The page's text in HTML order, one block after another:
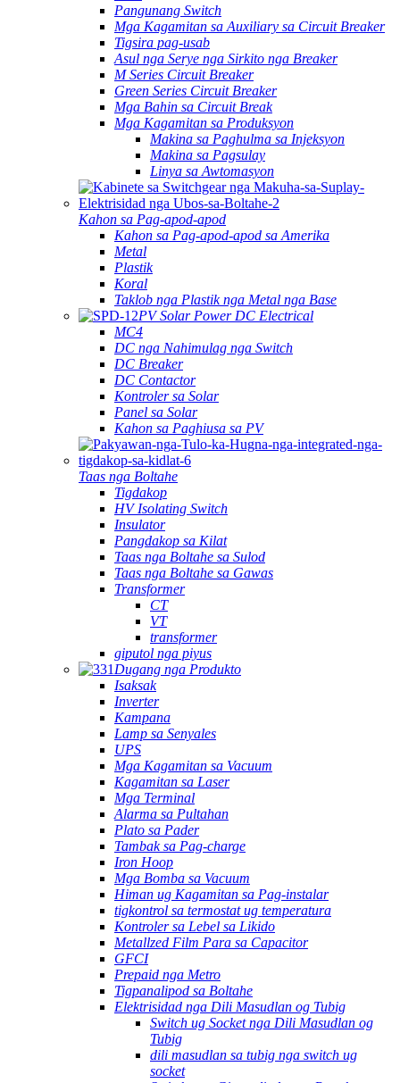
Pangunang Switch
Mga Kagamitan sa Auxiliary sa Circuit Breaker
Tigsira pag-usab
Asul nga Serye nga Sirkito nga Breaker
M Series Circuit Breaker
Green Series Circuit Breaker
Mga Bahin sa Circuit Break
Mga Kagamitan sa Produksyon
Makina sa Paghulma sa Injeksyon
Makina sa Pagsulay
Linya sa Awtomasyon
Kahon sa Pag-apod-apod
Kahon sa Pag-apod-apod sa Amerika
Metal
Plastik
Koral
Taklob nga Plastik nga Metal nga Base
PV Solar Power DC Electrical
MC4
DC nga Nahimulag nga Switch
DC Breaker
DC Contactor
Kontroler sa Solar
Panel sa Solar
Kahon sa Paghiusa sa PV
Taas nga Boltahe
Tigdakop
HV Isolating Switch
Insulator
Pangdakop sa Kilat
Taas nga Boltahe sa Sulod
Taas nga Boltahe sa Gawas
Transformer
CT
VT
transformer
giputol nga piyus
Dugang nga Produkto
Isaksak
Inverter
Kampana
Lamp sa Senyales
UPS
Mga Kagamitan sa Vacuum
Kagamitan sa Laser
Mga Terminal
Alarma sa Pultahan
Plato sa Pader
Tambak sa Pag-charge
Iron Hoop
Mga Bomba sa Vacuum
Himan ug Kagamitan sa Pag-instalar
tigkontrol sa termostat ug temperatura
Kontroler sa Lebel sa Likido
Metallzed Film Para sa Capacitor
GFCI
Prepaid nga Metro
Tigpanalipod sa Boltahe
Elektrisidad nga Dili Masudlan og Tubig
Switch ug Socket nga Dili Masudlan og
Tubig
dili masudlan sa tubig nga switch ug
socket